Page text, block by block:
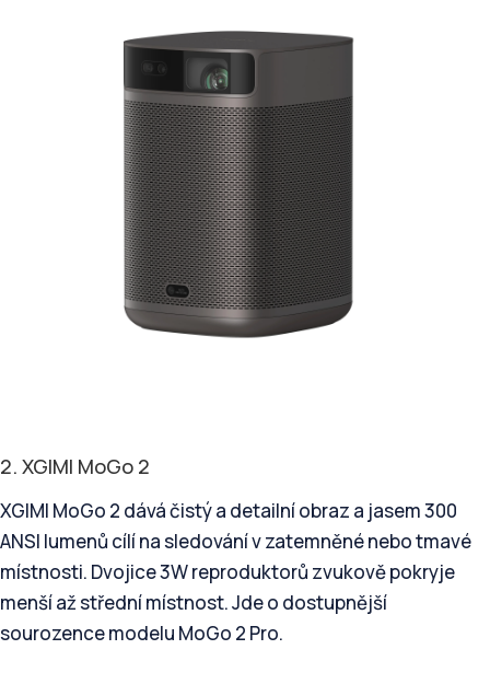
2. XGIMI MoGo 2
XGIMI MoGo 2 dává čistý a detailní obraz a jasem 300
ANSI lumenů cílí na sledování v zatemněné nebo tmavé
místnosti. Dvojice 3W reproduktorů zvukově pokryje
menší až střední místnost. Jde o dostupnější
sourozence modelu MoGo 2 Pro.